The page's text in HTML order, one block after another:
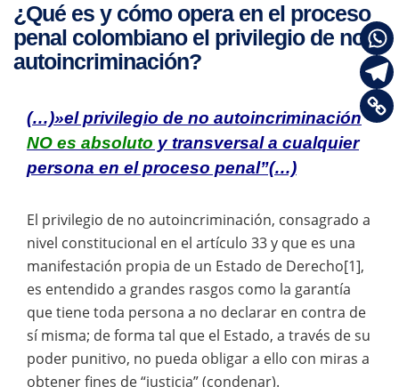
¿Qué es y cómo opera en el proceso
penal colombiano el privilegio de no
autoincriminación?
(…)»el privilegio de no autoincriminación
NO es absoluto y transversal a cualquier
persona en el proceso penal”(…)
El privilegio de no autoincriminación, consagrado a
nivel constitucional en el artículo 33 y que es una
manifestación propia de un Estado de Derecho[1],
es entendido a grandes rasgos como la garantía
que tiene toda persona a no declarar en contra de
sí misma; de forma tal que el Estado, a través de su
poder punitivo, no pueda obligar a ello con miras a
obtener fines de “justicia” (condenar).